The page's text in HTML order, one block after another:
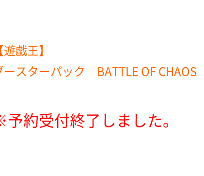
【遊戯王】
ースターパック BATTLE OF CHAOS
約受付終了しました。